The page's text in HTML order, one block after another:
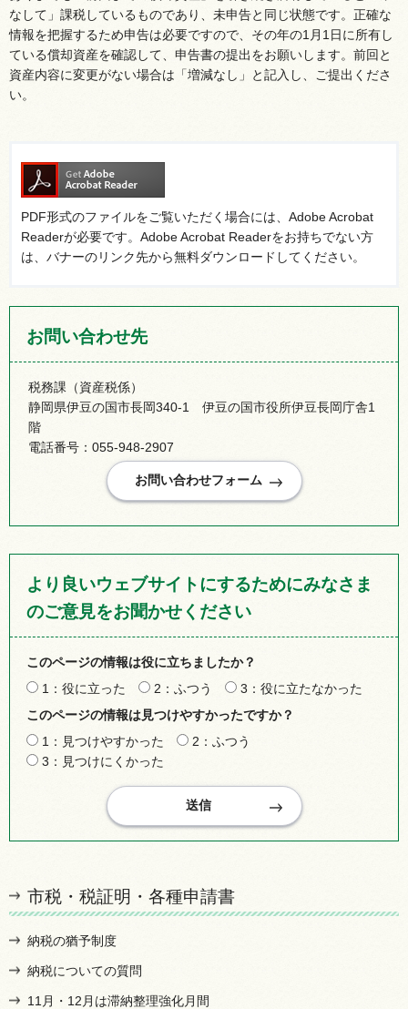
なして」課税しているものであり、未申告と同じ状態です。正確な
情報を把握するため申告は必要ですので、その年の1月1日に所有し
ている償却資産を確認して、申告書の提出をお願いします。前回と
資産内容に変更がない場合は「増減なし」と記入し、ご提出くださ
い。
PDF形式のファイルをご覧いただく場合には、Adobe Acrobat
Readerが必要です。Adobe Acrobat Readerをお持ちでない方
は、バナーのリンク先から無料ダウンロードしてください。
お問い合わせ先
税務課（資産税係）
静岡県伊豆の国市長岡340-1 伊豆の国市役所伊豆長岡庁舎1
階
電話番号：055-948-2907
より良いウェブサイトにするためにみなさま
のご意見をお聞かせください
このページの情報は役に立ちましたか？
1：役に立った
2：ふつう
3：役に立たなかった
このページの情報は見つけやすかったですか？
1：見つけやすかった
2：ふつう
3：見つけにくかった
市税・税証明・各種申請書
納税の猶予制度
納税についての質問
11月・12月は滞納整理強化月間